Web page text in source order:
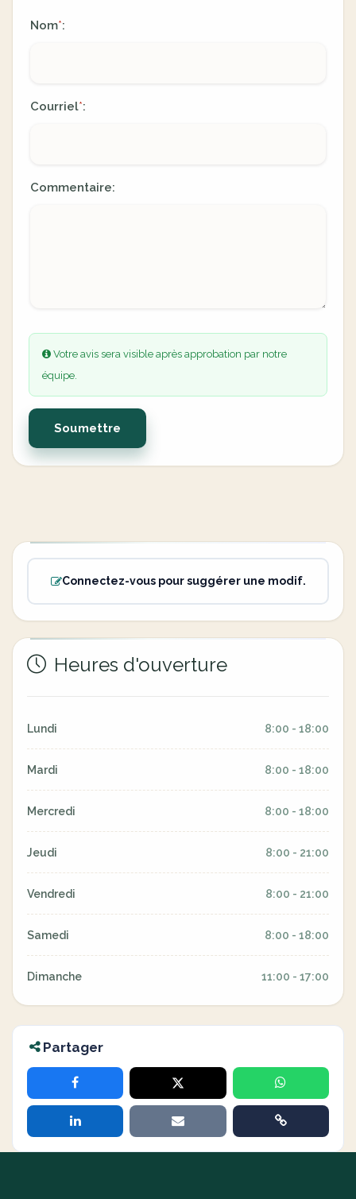
Nom*:
Courriel*:
Commentaire:
Votre avis sera visible après approbation par notre
équipe.
Soumettre
Connectez-vous pour suggérer une modif.
Heures d'ouverture
Lundi 8:00 - 18:00
Mardi 8:00 - 18:00
Mercredi 8:00 - 18:00
Jeudi 8:00 - 21:00
Vendredi 8:00 - 21:00
Samedi 8:00 - 18:00
Dimanche 11:00 - 17:00
Partager